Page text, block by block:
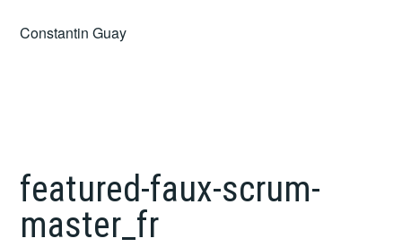
Constantin Guay
featured-faux-scrum-
master_fr